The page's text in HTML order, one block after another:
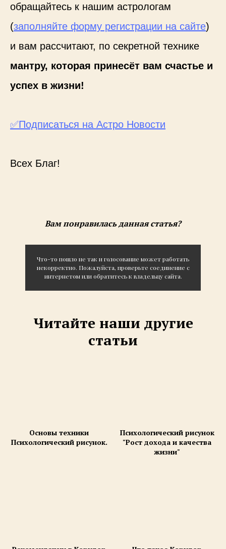
обращайтесь к нашим астрологам
(заполняйте форму регистрации на сайте)
и вам рассчитают, по секретной технике
мантру, которая принесёт вам счастье и
успех в жизни!
✅Подписаться на Астро Новости
Всех Благ!
Вам понравилась данная статья?
Что-то пошло не так и голосование может работать
некорректно. Пожалуйста, проверьте соединение с
интернетом или обратитесь к владельцу сайта.
Читайте наши другие
статьи
Основы техники
Психологический рисунок.
Психологический рисунок
"Рост дохода и качества
жизни"